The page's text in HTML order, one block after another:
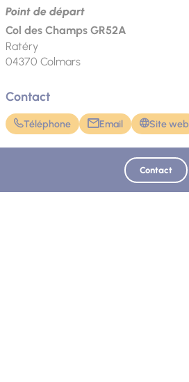
Point de départ
Col des Champs GR52A
Ratéry
04370 Colmars
Contact
Téléphone Email Site web
Contact